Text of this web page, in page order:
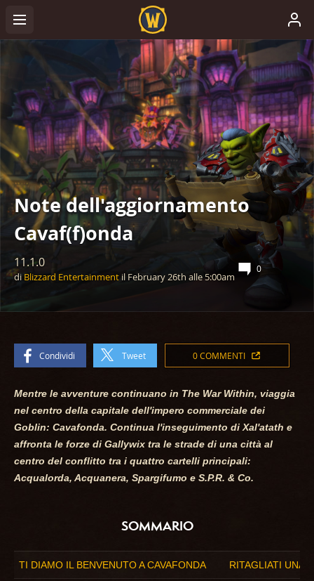
Note dell'aggiornamento
Cavaf(f)onda
11.1.0
di Blizzard Entertainment il February 26th alle5:00am
0
Condividi Tweet 0 COMMENTI
Mentre le avventure continuano in The War Within, viaggia
nel centro della capitale dell'impero commerciale dei
Goblin: Cavafonda. Continua l'inseguimento di Xal'atath e
affronta le forze di Gallywix tra le strade di una città al
centro del conflitto tra i quattro cartelli principali:
Acqualorda, Acquanera, Spargifumo e S.P.R. & Co.
SOMMARIO
TI DIAMO IL BENVENUTO A CAVAFONDA RITAGLIATI UNA